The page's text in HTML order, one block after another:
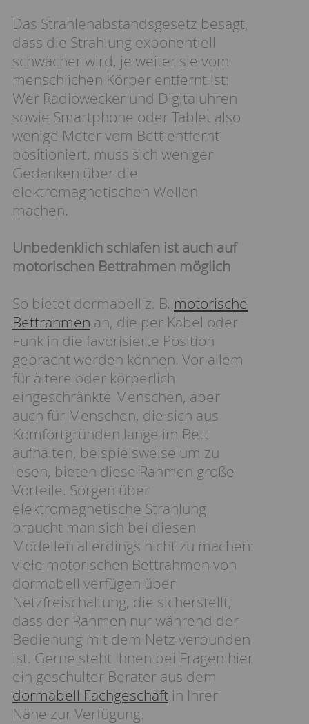
Das Strahlenabstandsgesetz besagt,
dass die Strahlung exponentiell
schwächer wird, je weiter sie vom
menschlichen Körper entfernt ist:
Wer Radiowecker und Digitaluhren
sowie Smartphone oder Tablet also
wenige Meter vom Bett entfernt
positioniert, muss sich weniger
Gedanken über die
elektromagnetischen Wellen
machen.
Unbedenklich schlafen ist auch auf
motorischen Bettrahmen möglich
So bietet dormabell z. B. motorische
Bettrahmen an, die per Kabel oder
Funk in die favorisierte Position
gebracht werden können. Vor allem
für ältere oder körperlich
eingeschränkte Menschen, aber
auch für Menschen, die sich aus
Komfortgründen lange im Bett
aufhalten, beispielsweise um zu
lesen, bieten diese Rahmen große
Vorteile. Sorgen über
elektromagnetische Strahlung
braucht man sich bei diesen
Modellen allerdings nicht zu machen:
viele motorischen Bettrahmen von
dormabell verfügen über
Netzfreischaltung, die sicherstellt,
dass der Rahmen nur während der
Bedienung mit dem Netz verbunden
ist. Gerne steht Ihnen bei Fragen hier
ein geschulter Berater aus dem
dormabell Fachgeschäft in Ihrer
Nähe zur Verfügung.